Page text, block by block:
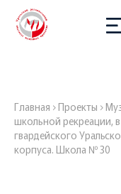
Главная ›Проекты ›
школьной рекреации,
гвардейского
корпуса. Школа № 30